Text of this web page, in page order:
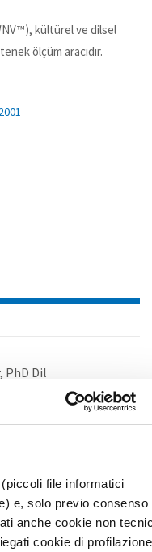
file informatici
e, solo previo consenso
anche cookie non
cookie di
kültürel ve dilsel
ölçüm aracıdır.
PhD Dil
dil sorunları
Yaş aralığı:
referanslı
15-20